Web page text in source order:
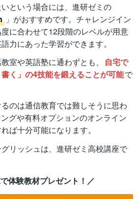
という場合には、進研ゼミの
」がおすすめです。チャレンジイン
に合わせて12段階のレベルが用意
力にあった学習ができます。
室や英語塾に通わずとも、
自宅で
書く」の4技能を鍛えることが可能で
るのは通信教育では難しそうに思わ
グや有料オプションのオンライン
ば十分可能になります。
リッシュは、進研ゼミ高校講座で
体験教材プレゼント！／